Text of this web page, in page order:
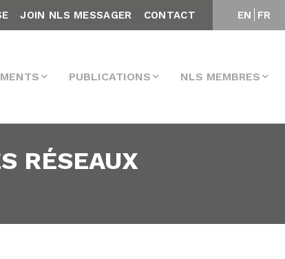
EN FR
JOIN NLS MESSAGER CONTACT
PUBLICATIONS NLS MEMBRES
RÉSEAUX